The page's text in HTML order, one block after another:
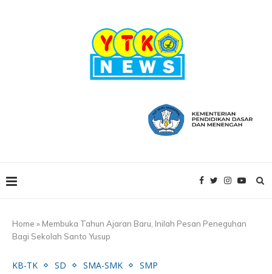
Home » Membuka Tahun Ajaran Baru, Inilah Pesan Peneguhan
Bagi Sekolah Santo Yusup
KB-TK SD SMA-SMK SMP